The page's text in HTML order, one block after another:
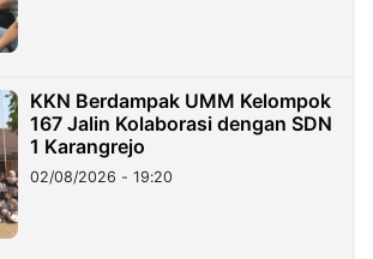
KKN Berdampak UMM Kelompok
167 Jalin Kolaborasi dengan SDN
1 Karangrejo
02/08/2026 - 19:20